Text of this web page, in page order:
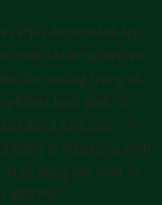
(VNR) được thành lập
chính là các nghiệp vụ
thị trường trong và
Chính phủ, cổ
động sản, góp vốn
Công ty Đầu tư và kinh
là cổ đông lớn nhất và
40,37%).